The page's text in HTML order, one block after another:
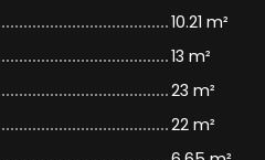
10.21 m²
13 m²
23 m²
22 m²